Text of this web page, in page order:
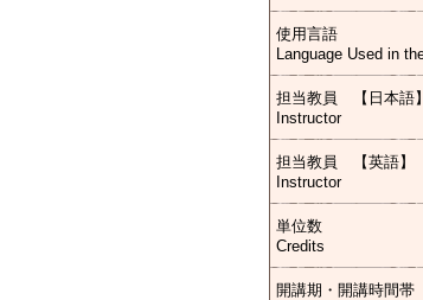
使用言語
Language Used in
担当教員 【日本語】
Instructor
担当教員 【英語】
Instructor
単位数
Credits
開講期・開講時間帯